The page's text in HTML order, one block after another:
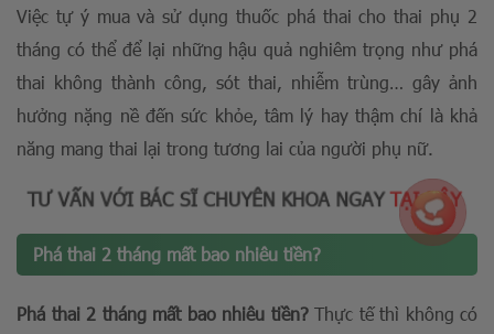
Việc tự ý mua và sử dụng thuốc phá thai cho thai phụ 2
tháng có thể để lại những hậu quả nghiêm trọng như phá
thai không thành công, sót thai, nhiễm trùng… gây ảnh
hưởng nặng nề đến sức khỏe, tâm lý hay thậm chí là khả
năng mang thai lại trong tương lai của người phụ nữ.
TƯ VẤN VỚI BÁC SĨ CHUYÊN KHOA NGAY TẠI ĐÂY
Phá thai 2 tháng mất bao nhiêu tiền?
Phá thai 2 tháng mất bao nhiêu tiền? Thực tế thì không có